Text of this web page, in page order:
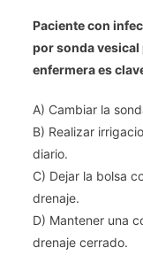
Paciente con
por sonda vesical
enfermera es
A) Cambiar la
B) Realizar
diario.
C) Dejar la bolsa
drenaje.
D) Mantener una
drenaje cerrado.